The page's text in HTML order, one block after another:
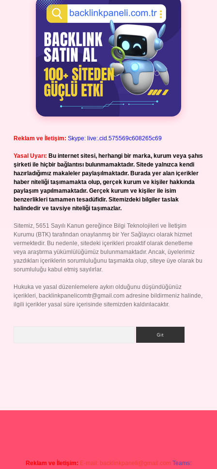
Reklam ve İletişim: Skype: live:.cid.575569c608265c69
Yasal Uyarı: Bu internet sitesi, herhangi bir marka, kurum veya şahıs
şirketi ile hiçbir bağlantısı bulunmamaktadır. Sitede yalnızca kendi
hazırladığımız makaleler paylaşılmaktadır. Burada yer alan içerikler
haber niteliği taşımamakta olup, gerçek kurum ve kişiler hakkında
paylaşım yapılmamaktadır. Gerçek kurum ve kişiler ile isim
benzerlikleri tamamen tesadüfidir. Sitemizdeki bilgiler taslak
halindedir ve tavsiye niteliği taşımazlar.
Sitemiz, 5651 Sayılı Kanun gereğince Bilgi Teknolojileri ve İletişim
Kurumu (BTK) tarafından onaylanmış bir Yer Sağlayıcı olarak hizmet
vermektedir. Bu nedenle, sitedeki içerikleri proaktif olarak denetleme
veya araştırma yükümlülüğümüz bulunmamaktadır. Ancak, üyelerimiz
yazdıkları içeriklerin sorumluluğunu taşımakta olup, siteye üye olarak bu
sorumluluğu kabul etmiş sayılırlar.
Hukuka ve yasal düzenlemelere aykırı olduğunu düşündüğünüz
içerikleri, backlinkpanelicomtr@gmail.com adresine bildirmeniz halinde,
ilgili içerikler yasal süre içerisinde sitemizden kaldırılacaktır.
Reklam ve İletişim: E-mail: backlinkpaneli@gmail.com Teams: